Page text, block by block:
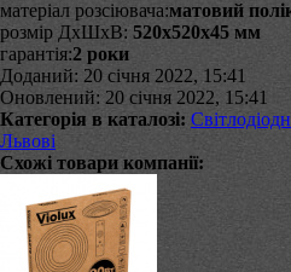
матеріал розсіювача:матовий
розмір ДхШхВ:520х520х45 мм
гарантія:2 роки
Доданий: 20 січня 2022, 15:41
Оновлений: 20 січня 2022, 15:41
Категорія в каталозі:
Львові
Схожі товари компанії: